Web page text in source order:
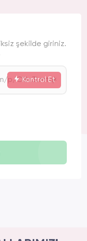
şekilde giriniz.
Kontrol Et